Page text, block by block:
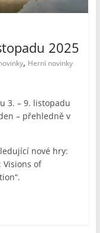
2025
, Herní novinky
3. – 9. listopadu
– přehledně v
nové hry:
Visions of